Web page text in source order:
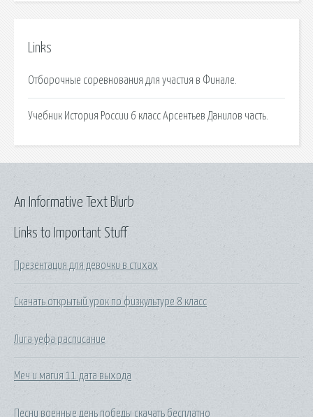
Links
Отборочные соревнования для участия в Финале.
Учебник История России 6 класс Арсентьев Данилов часть.
Links to Important Stuff
Презентация для девочки в стихах
Скачать открытый урок по физкультуре 8 класс
Лига уефа расписание
Меч и магия 11 дата выхода
Песни военные день победы скачать бесплатно
An Informative Text Blurb